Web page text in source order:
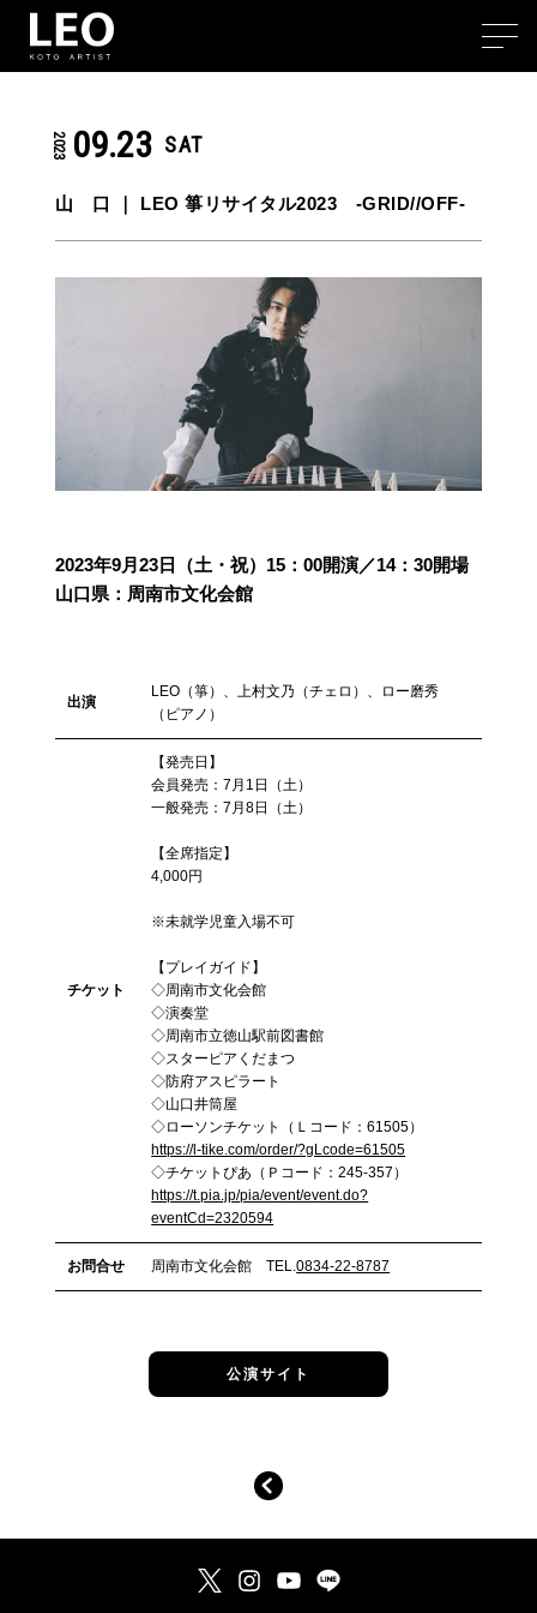
2023 09.23 SAT
山 口 ｜ LEO 箏リサイタル2023 -GRID//OFF-
2023年9月23日（土・祝）15：00開演／14：30開場
山口県：周南市文化会館
出演
LEO（箏）、上村文乃（チェロ）、ロー磨秀
（ピアノ）
チケット
【発売日】
会員発売：7月1日（土）
一般発売：7月8日（土）
【全席指定】
4,000円
※未就学児童入場不可
【プレイガイド】
◇周南市文化会館
◇演奏堂
◇周南市立徳山駅前図書館
◇スターピアくだまつ
◇防府アスピラート
◇山口井筒屋
◇ローソンチケット（Ｌコード：61505）
https://l-tike.com/order/?gLcode=61505
◇チケットぴあ（Ｐコード：245-357）
https://t.pia.jp/pia/event/event.do?
eventCd=2320594
お問合せ 周南市文化会館 TEL.0834-22-8787
公演サイト